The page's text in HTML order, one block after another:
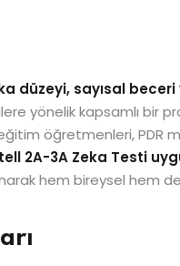
düzeyi, sayısal
yönelik kapsamlı bir
öğretmenleri, PDR
2A-3A Zeka Testi
hem bireysel hem